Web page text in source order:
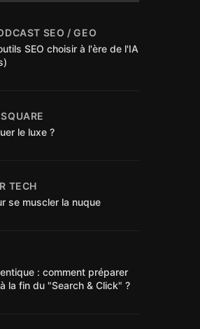
SEO / GEO
SEO choisir à l'ère de l'IA
le luxe ?
TECH
se muscler la nuque
: comment préparer
la fin du "Search & Click" ?